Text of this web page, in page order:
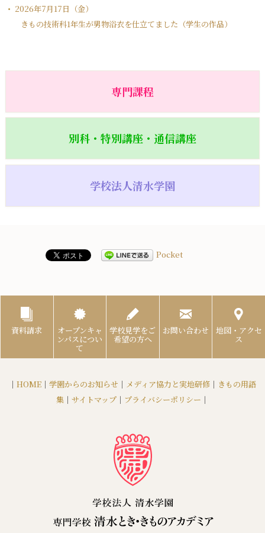
2026年7月17日（金）
きもの技術科1年生が男物浴衣を仕立てました（学生の作品）
専門課程
別科・特別講座・通信講座
学校法人清水学園
Pocket
資料請求 オープンキャ
ンパスについ
て
学校見学をご
希望の方へ
お問い合わせ 地図・アクセ
ス
｜ HOME ｜ 学園からのお知らせ ｜ メディア協力と実地研修 ｜ きもの用語
集 ｜ サイトマップ ｜ プライバシーポリシー ｜